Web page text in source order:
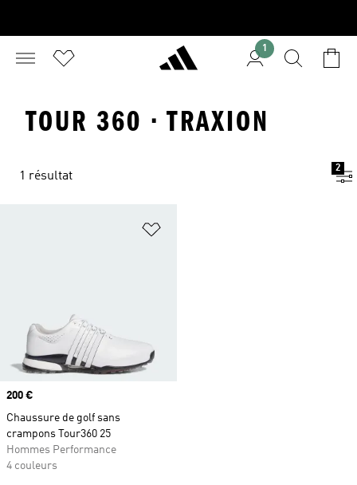
1
TOUR 360 · TRAXION
1 résultat
2
Prix
200 €
Chaussure de golf sans
crampons Tour360 25
Hommes Performance
4 couleurs